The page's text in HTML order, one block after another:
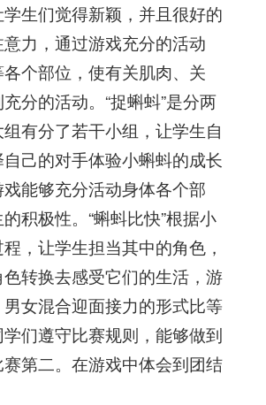
生们觉得新颖，并且很好的
力，通过游戏充分的活动
个部位，使有关肌肉、关
分的活动。“捉蝌蚪”是分两
有分了若干小组，让学生自
己的对手体验小蝌蚪的成长
能够充分活动身体各个部
积极性。“蝌蚪比快”根据小
，让学生担当其中的角色，
转换去感受它们的生活，游
女混合迎面接力的形式比等
们遵守比赛规则，能够做到
第二。在游戏中体会到团结